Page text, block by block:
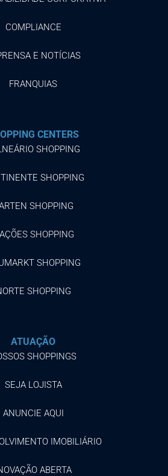
COMPLIANCE
E NOTÍCIAS
FRANQUIAS
CENTERS
SHOPPING
SHOPPING
SHOPPING
SHOPPING
SHOPPING
SHOPPING
ATUAÇÃO
SHOPPINGS
SEJA LOJISTA
ANUNCIE AQUI
IMOBILIÁRIO
ABERTA